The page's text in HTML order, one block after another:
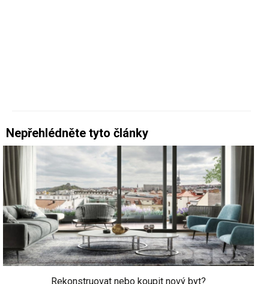
Nepřehlédněte tyto články
Rekonstruovat nebo koupit nový byt?